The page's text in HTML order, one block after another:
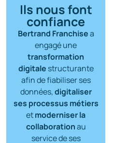
Ils nous font
confiance
Bertrand Franchisea
engagé une
transformation
digitale structurante
afin de fiabiliser ses
données,digitaliser
ses processus métiers
etmoderniser la
collaborationau
service de ses